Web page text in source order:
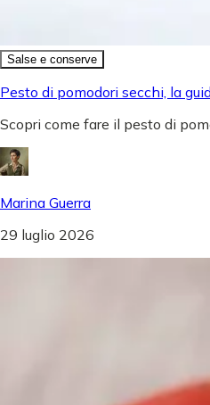
Salse e conserve
Pesto di pomodori secchi, la
Scopri come fare il pesto di
Marina Guerra
29 luglio 2026